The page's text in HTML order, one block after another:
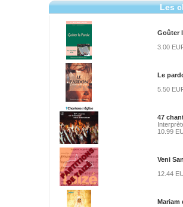
Les
Goûter
3.00
Le
5.50
47
10.99
Veni
12.44
Mariam